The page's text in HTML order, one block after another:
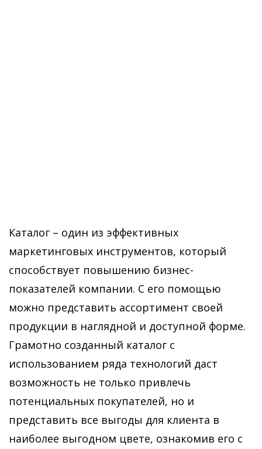
Каталог – один из эффективных
маркетинговых инструментов, который
способствует повышению бизнес-
показателей компании. С его помощью
можно представить ассортимент своей
продукции в наглядной и доступной форме.
Грамотно созданный каталог с
использованием ряда технологий даст
возможность не только привлечь
потенциальных покупателей, но и
представить все выгоды для клиента в
наиболее выгодном цвете, ознакомив его с